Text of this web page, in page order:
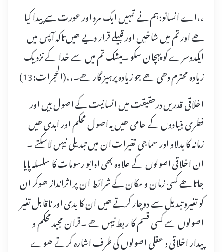
،،اے انسانو:ہم نے تمہیں ایک مرد اور عورت سے پیدا کیا
ھے اور تم میں شاخیں اور قبیلے قرار دیے ھیں تاکہ آپس میں
ایکدوسرے کو پہچان سکو ۔بیشک تم میں سے خدا کے نزدیک
زیادہ محترم وھی ھے جو زیادہ پرہیز گار ھے۔،،(الحجرات:13)
اخلاقی قدریں درحقیقت میں انسانیت کے اصول ہیں اور
فطری بنیادوں کے حامی ھیں یہ اصول محکم اور ابدی ھیں
زمانہ کا بدلاو اور سماجی تغیرات ان میں تبدیلی نیہں لاسکتے ۔
ان اخلاقی اصولوں کے علاوہ بھی ادابو رسومات کا سلسلہ پایا
جاتا ھے کسی زمان و مکان کے شرائط ان پر اثرانداز ھوکر ان
کو تغیرو تبدیل سے دوچار کرتے ھیں ان کا بدی اور ناقابل تغیر
اصولوں سے کسی قسم کا ربط نیہں ھے ۔قران مجید محکم و
پیدار اخلاقی و عقلی اصولوں کی طرف اشارہ کرتے ھوے